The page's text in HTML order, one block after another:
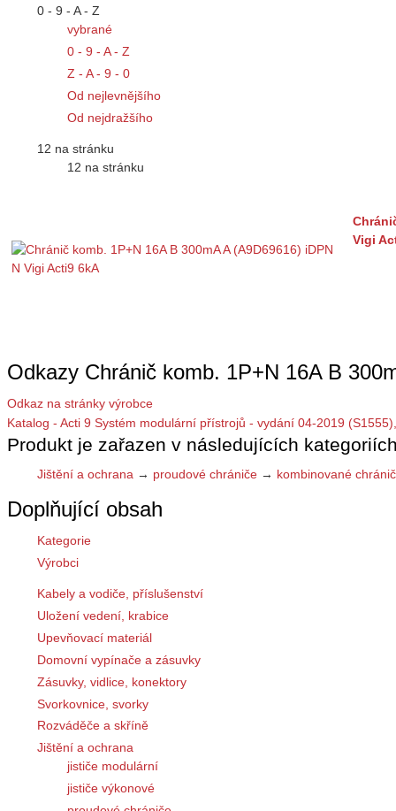
0 - 9 - A - Z
vybrané
0 - 9 - A - Z
Z - A - 9 - 0
Od nejlevnějšího
Od nejdražšího
12 na stránku
12 na stránku
Vigi
Odkazy Chránič komb. 1P+N 16A B
Odkaz na stránky výrobce
Katalog - Acti 9 Systém modulární přístrojů - vydání 04-2019
Produkt je zařazen v následujících
Jištění a ochrana → proudové chrániče → kombinované
Doplňující obsah
Kategorie
Výrobci
Kabely a vodiče, příslušenství
Uložení vedení, krabice
Upevňovací materiál
Domovní vypínače a zásuvky
Zásuvky, vidlice, konektory
Svorkovnice, svorky
Rozváděče a skříně
Jištění a ochrana
jističe modulární
jističe výkonové